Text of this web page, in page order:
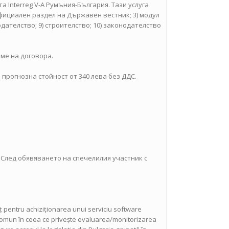
V-A Румъния-България. Тази услуга
раздел на Държавен вестник; 3) модул
9) строителство; 10) законодателство
на договора.
стойност от 340 лева без ДДС.
обявяването на спечелилия участник с
pentru achiziționarea unui serviciu software
în ceea ce privește evaluarea/monitorizarea